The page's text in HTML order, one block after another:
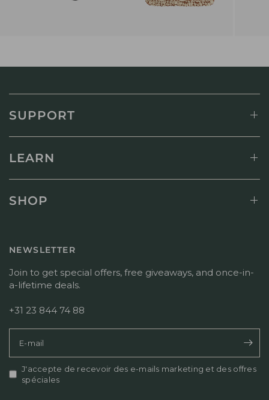
SUPPORT
LEARN
SHOP
NEWSLETTER
Join to get special offers, free giveaways, and once-in-
a-lifetime deals.
+31 23 844 74 88
E-mail
J'accepte de recevoir des e-mails marketing et des offres
spéciales